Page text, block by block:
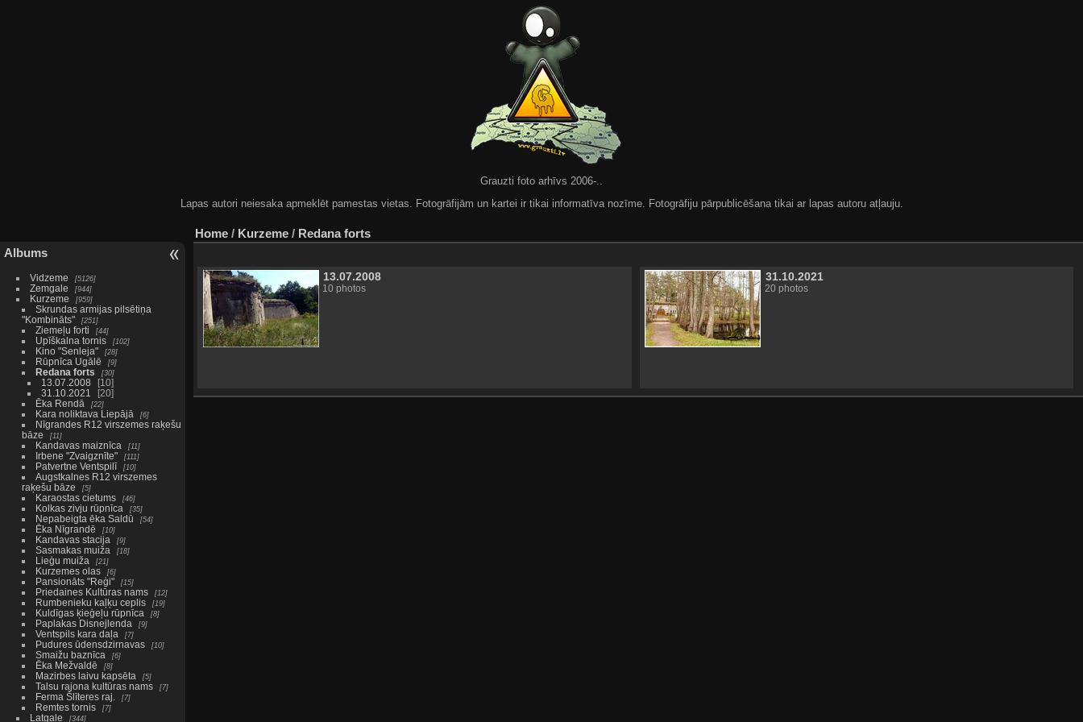
Grauzti foto arhīvs 2006-..
Lapas autori neiesaka apmeklēt pamestas vietas. Fotogrāfijām un kartei ir tikai informatīva nozīme. Fotogrāfiju pārpublicēšana tikai ar lapas autoru atļauju.
Albums
Vidzeme 5126
Zemgale 944
Kurzeme 959
Skrundas armijas pilsētiņa
"Kombināts"
251
Ziemeļu forti 44
Upīškalna tornis 102
Kino "Senleja" 28
Rūpnīca Ugālē 9
Redana forts 30
13.07.2008
10
31.10.2021
20
Ēka Rendā
22
Kara noliktava Liepājā 6
Nīgrandes R12 virszemes raķešu
bāze
11
Kandavas maiznīca 11
Irbene "Zvaigznīte" 111
Patvertne Ventspilī 10
Augstkalnes R12 virszemes
raķešu bāze
5
Karaostas cietums 46
Kolkas zivju rūpnīca 35
Nepabeigta ēka Saldū 54
Ēka Nīgrandē 10
Kandavas stacija 9
Sasmakas muiža 18
Lieģu muiža 21
Kurzemes olas 6
Pansionāts "Reģi" 15
Priedaines Kultūras nams 12
Rumbenieku kaļķu ceplis 19
Kuldīgas ķieģeļu rūpnīca 8
Paplakas Disnejlenda 9
Ventspils kara daļa 7
Pudures ūdensdzirnavas 10
Smaižu baznīca 6
Ēka Mežvaldē 8
Mazirbes laivu kapsēta 5
Talsu rajona kultūras nams 7
Ferma Šlīteres raj. 7
Remtes tornis 7
Latgale 344
Home / Kurzeme / Redana forts
13.07.2008
10 photos
31.10.2021
20 photos